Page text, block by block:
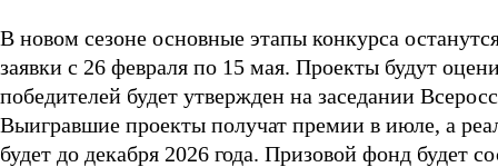
В новом сезоне основные этапы конкурса
заявки с 26 февраля по 15 мая. Проекты будут
победителей будет утвержден на заседании
Выигравшие проекты получат премии в июле, а
будет до декабря 2026 года. Призовой фонд будет